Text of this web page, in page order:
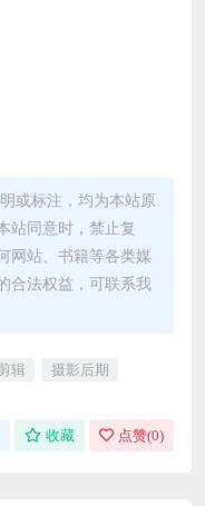
或标注，均为本站原
站同意时，禁止复
网站、书籍等各类媒
合法权益，可联系我
辑
摄影后期
收藏 点赞(0)